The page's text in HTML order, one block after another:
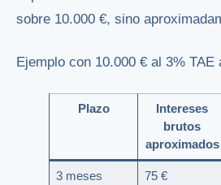
sobre 10.000 €, sino
Ejemplo con 10.000 € al 3% TAE
Plazo
Intereses
brutos
aproximados
3 meses 75 €